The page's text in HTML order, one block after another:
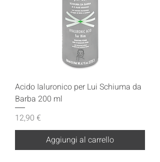
Acido Ialuronico per Lui Schiuma da
Barba 200 ml
Prezzo
12,90 €
Aggiungi al carrello